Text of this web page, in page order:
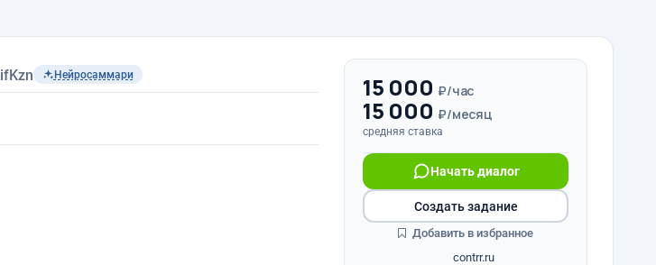
Нейросаммари 15 000 ₽/час
15 000 ₽/месяц
средняя ставка
Начать диалог
contrr.ru
Создать задание
Добавить в избранное